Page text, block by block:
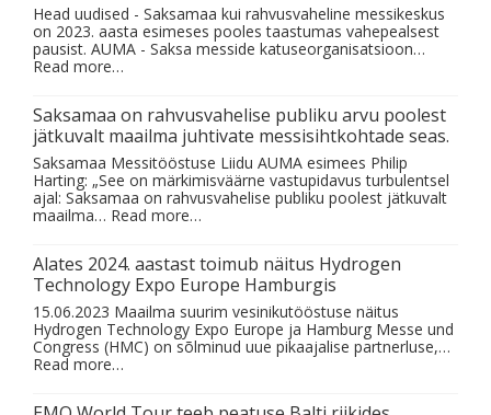
Head uudised - Saksamaa kui rahvusvaheline messikeskus
on 2023. aasta esimeses pooles taastumas vahepealsest
pausist. AUMA - Saksa messide katuseorganisatsioon…
Read more…
Saksamaa on rahvusvahelise publiku arvu poolest
jätkuvalt maailma juhtivate messisihtkohtade seas.
Saksamaa Messitööstuse Liidu AUMA esimees Philip
Harting: „See on märkimisväärne vastupidavus turbulentsel
ajal: Saksamaa on rahvusvahelise publiku poolest jätkuvalt
maailma… Read more…
Alates 2024. aastast toimub näitus Hydrogen
Technology Expo Europe Hamburgis
15.06.2023 Maailma suurim vesinikutööstuse näitus
Hydrogen Technology Expo Europe ja Hamburg Messe und
Congress (HMC) on sõlminud uue pikaajalise partnerluse,…
Read more…